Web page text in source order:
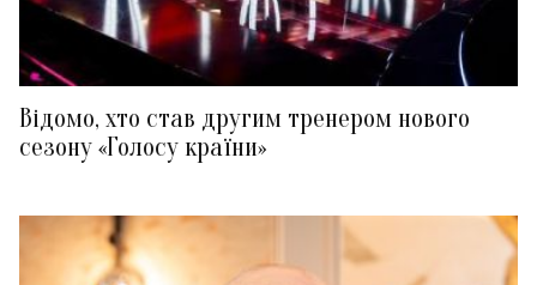
Відомо, хто став другим тренером нового
сезону «Голосу країни»